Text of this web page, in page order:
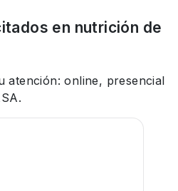
en nutrición de
atención: online, presencial